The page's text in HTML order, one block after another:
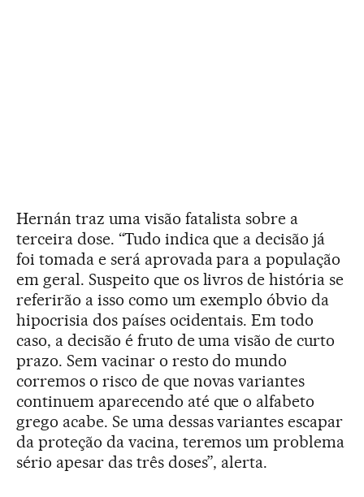
Hernán traz uma visão fatalista sobre a
terceira dose. “Tudo indica que a decisão já
foi tomada e será aprovada para a população
em geral. Suspeito que os livros de história se
referirão a isso como um exemplo óbvio da
hipocrisia dos países ocidentais. Em todo
caso, a decisão é fruto de uma visão de curto
prazo. Sem vacinar o resto do mundo
corremos o risco de que novas variantes
continuem aparecendo até que o alfabeto
grego acabe. Se uma dessas variantes escapar
da proteção da vacina, teremos um problema
sério apesar das três doses”, alerta.